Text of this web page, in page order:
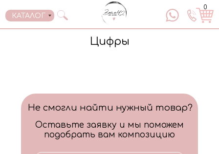
0
КАТАЛОГ
0
КАТАЛОГ
Цифры
Не смогли найти нужный товар?
Оставьте заявку и мы поможем
подобрать вам композицию